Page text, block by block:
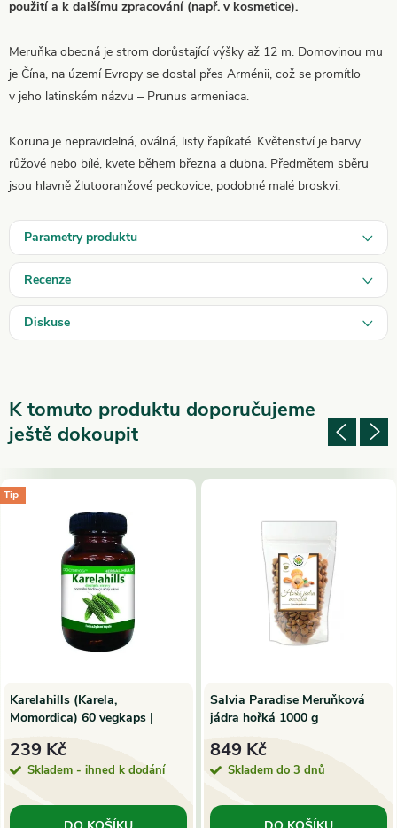
použití a k dalšímu zpracování (např. v kosmetice).
Meruňka obecná je strom dorůstající výšky až 12 m. Domovinou mu
je Čína, na území Evropy se dostal přes Arménii, což se promítlo
v jeho latinském názvu – Prunus armeniaca.
Koruna je nepravidelná, oválná, listy řapíkaté. Květenství je barvy
růžové nebo bílé, kvete během března a dubna. Předmětem sběru
jsou hlavně žlutooranžové peckovice, podobné malé broskvi.
Parametry produktu
Recenze
Diskuse
K tomuto produktu doporučujeme
ještě dokoupit
Tip
Karelahills (Karela,
Momordica) 60 vegkaps |
239 Kč
Skladem - ihned k dodání
Salvia Paradise Meruňková
jádra hořká 1000 g
849 Kč
Skladem do 3 dnů